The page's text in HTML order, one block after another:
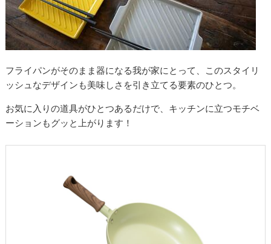
フライパンがそのまま器になる我が家にとって、このスタイリ
ッシュなデザインも美味しさを引き立てる要素のひとつ。
お気に入りの道具がひとつあるだけで、キッチンに立つモチベ
ーションもグッと上がります！